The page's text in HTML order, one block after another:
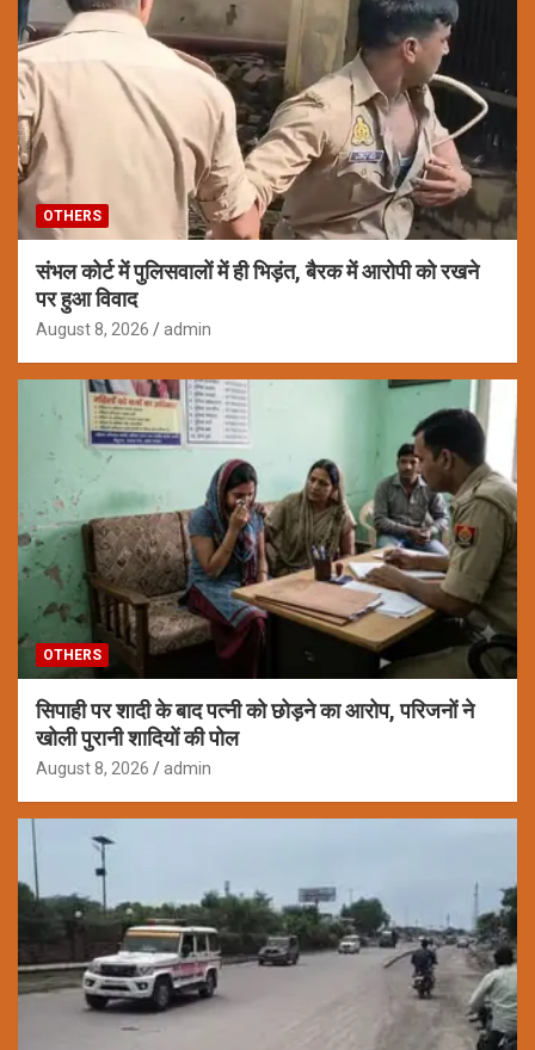
OTHERS
संभल कोर्ट में पुलिसवालों में ही भिड़ंत, बैरक में आरोपी को रखने
पर हुआ विवाद
August 8, 2026 admin
OTHERS
सिपाही पर शादी के बाद पत्नी को छोड़ने का आरोप, परिजनों ने
खोली पुरानी शादियों की पोल
August 8, 2026 admin